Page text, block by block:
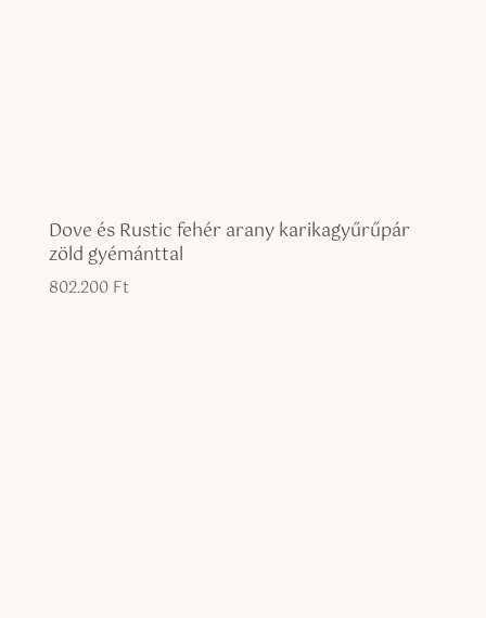
Dove és Rustic fehér arany karikagyűrűpár
zöld gyémánttal
802.200 Ft